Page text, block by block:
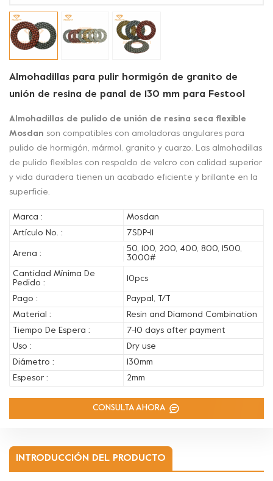
Almohadillas para pulir hormigón de granito de
unión de resina de panal de 130 mm para Festool
Almohadillas de pulido de unión de resina seca flexible
Mosdan son compatibles con amoladoras angulares para
pulido de hormigón, mármol, granito y cuarzo. Las almohadillas
de pulido flexibles con respaldo de velcro con calidad superior
y vida duradera tienen un acabado eficiente y brillante en la
superficie.
Marca :
Mosdan
Artículo No. :
7SDP-11
Arena :
50, 100, 200, 400, 800, 1500,
3000#
Cantidad Mínima De
Pedido :
10pcs
Pago :
Paypal, T/T
Material :
Resin and Diamond Combination
Tiempo De Espera :
7-10 days after payment
Uso :
Dry use
Diámetro :
130mm
Espesor :
2mm
CONSULTA AHORA
INTRODUCCIÓN DEL PRODUCTO